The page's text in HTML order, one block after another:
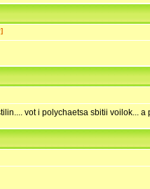
vot i polychaetsa sbitii voilok... a